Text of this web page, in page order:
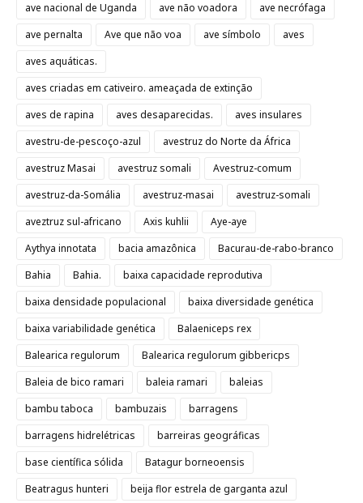
ave nacional de Uganda
ave não voadora
ave necrófaga
ave pernalta
Ave que não voa ave símbolo
aves
aves aquáticas.
aves criadas em cativeiro. ameaçada de extinção
aves de rapina
aves desaparecidas.
aves insulares
avestru-de-pescoço-azul
avestruz do Norte da África
avestruz Masai
avestruz somali
Avestruz-comum
avestruz-da-Somália
avestruz-masai
avestruz-somali
aveztruz sul-africano
Axis kuhlii
Aye-aye
Aythya innotata
bacia amazônica
Bacurau-de-rabo-branco
Bahia
Bahia.
baixa capacidade reprodutiva
baixa densidade populacional
baixa diversidade genética
baixa variabilidade genética
Balaeniceps rex
Balearica regulorum
Balearica regulorum gibbericps
Baleia de bico ramari
baleia ramari
baleias
bambu taboca
bambuzais
barragens
barragens hidrelétricas
barreiras geográficas
base científica sólida
Batagur borneoensis
Beatragus hunteri
beija flor estrela de garganta azul